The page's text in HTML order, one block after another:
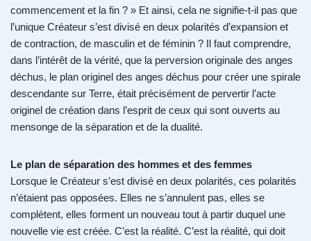
commencement et la fin ? » Et ainsi, cela ne signifie-t-il pas que
l’unique Créateur s’est divisé en deux polarités d’expansion et
de contraction, de masculin et de féminin ? Il faut comprendre,
dans l’intérêt de la vérité, que la perversion originale des anges
déchus, le plan originel des anges déchus pour créer une spirale
descendante sur Terre, était précisément de pervertir l’acte
originel de création dans l’esprit de ceux qui sont ouverts au
mensonge de la séparation et de la dualité.
Le plan de séparation des hommes et des femmes
Lorsque le Créateur s’est divisé en deux polarités, ces polarités
n’étaient pas opposées. Elles ne s’annulent pas, elles se
complètent, elles forment un nouveau tout à partir duquel une
nouvelle vie est créée. C’est la réalité. C’est la réalité, qui doit